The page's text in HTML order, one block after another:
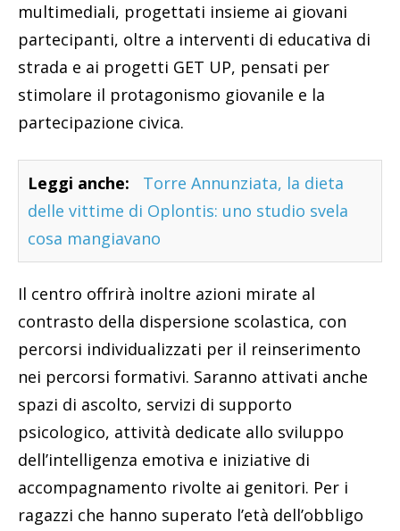
multimediali, progettati insieme ai giovani
partecipanti, oltre a interventi di educativa di
strada e ai progetti GET UP, pensati per
stimolare il protagonismo giovanile e la
partecipazione civica.
Leggi anche:
Torre Annunziata, la dieta
delle vittime di Oplontis: uno studio svela
cosa mangiavano
Il centro offrirà inoltre azioni mirate al
contrasto della dispersione scolastica, con
percorsi individualizzati per il reinserimento
nei percorsi formativi. Saranno attivati anche
spazi di ascolto, servizi di supporto
psicologico, attività dedicate allo sviluppo
dell’intelligenza emotiva e iniziative di
accompagnamento rivolte ai genitori. Per i
ragazzi che hanno superato l’età dell’obbligo